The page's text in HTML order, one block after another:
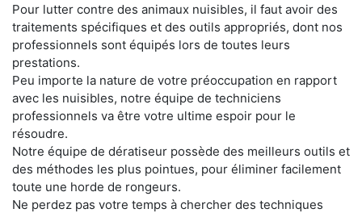
Pour lutter contre des animaux nuisibles, il faut avoir des
traitements spécifiques et des outils appropriés, dont nos
professionnels sont équipés lors de toutes leurs
prestations.
Peu importe la nature de votre préoccupation en rapport
avec les nuisibles, notre équipe de techniciens
professionnels va être votre ultime espoir pour le
résoudre.
Notre équipe de dératiseur possède des meilleurs outils et
des méthodes les plus pointues, pour éliminer facilement
toute une horde de rongeurs.
Ne perdez pas votre temps à chercher des techniques